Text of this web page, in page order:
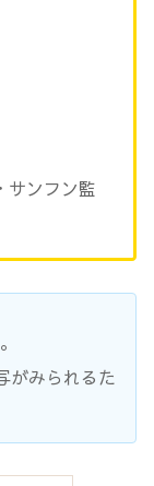
サンフン監
がみられるた